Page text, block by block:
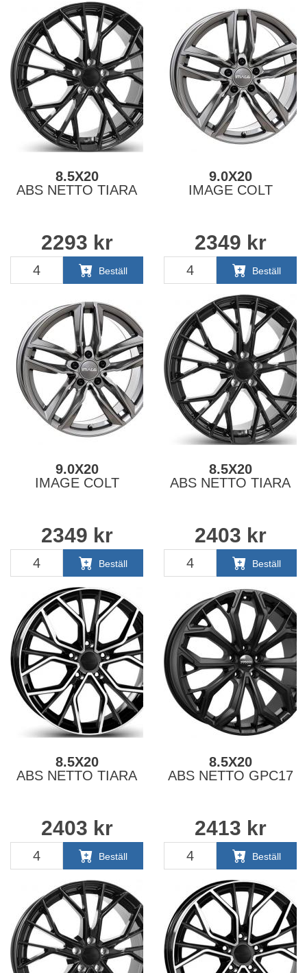
8.5X20
ABS NETTO TIARA
2293 kr
Beställ
9.0X20
IMAGE COLT
2349 kr
Beställ
9.0X20
IMAGE COLT
2349 kr
Beställ
8.5X20
ABS NETTO TIARA
2403 kr
Beställ
8.5X20
ABS NETTO TIARA
2403 kr
Beställ
8.5X20
ABS NETTO GPC17
2413 kr
Beställ